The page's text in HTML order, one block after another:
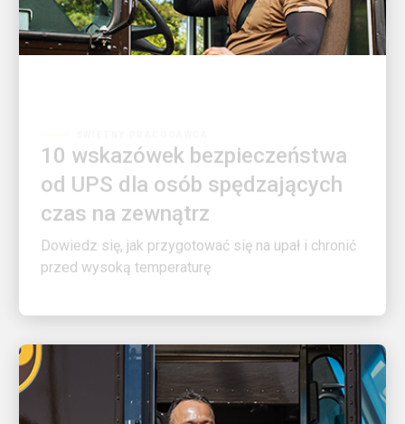
od UPS dla osób spędzających
czas na zewnątrz
Dowiedz się, jak przygotować się na upał i chronić
przed wysoką temperaturę